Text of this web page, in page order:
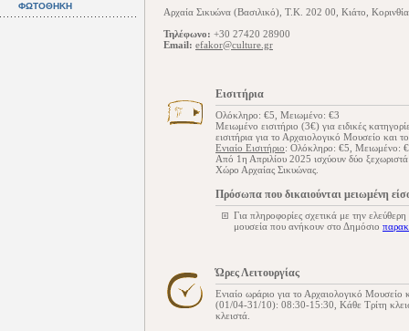
ΦΩΤΟΘΗΚΗ
Αρχαία Σικυώνα (Βασιλικό), Τ.Κ. 202 00, Κιάτο,
Τηλέφωνο: +30 27420 28900
Email: efakor@culture.gr
Εισιτήρια
Ολόκληρο: €5, Μειωμένο: €3
Μειωμένο εισιτήριο (3€) για ειδικές
εισιτήρια για το Αρχαιολογικό Μουσείο και
Ενιαίο Εισιτήριο: Ολόκληρο: €5, Μειωμένο:
Από 1η Απριλίου 2025 ισχύουν δύο
Χώρο Αρχαίας Σικυώνας.
Πρόσωπα που δικαιούνται μειωμένη
Για πληροφορίες σχετικά με την
μουσεία που ανήκουν στο Δημόσιο
Ώρες Λειτουργίας
Ενιαίο ωράριο για το Αρχαιολογικό
(01/04-31/10): 08:30-15:30, Κάθε Τρίτη
κλειστά.